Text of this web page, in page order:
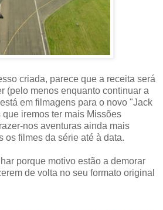
criada, parece que a receita será
(pelo menos enquanto continuar a
em filmagens para o novo "Jack
iremos ter mais Missões
nos aventuras ainda mais
os filmes da série até à data.
porque motivo estão a demorar
de volta no seu formato original